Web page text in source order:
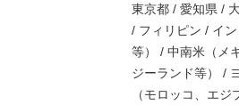
東京都 / 愛知県 /
/ フィリピン / イ
等） / 中南米（メ
ジーランド等） /
（モロッコ、エ